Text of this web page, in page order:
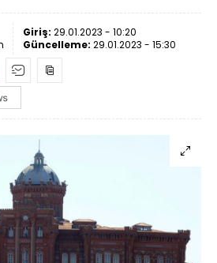
Giriş: 29.01.2023 - 10:20
Güncelleme: 29.01.2023 - 15:30